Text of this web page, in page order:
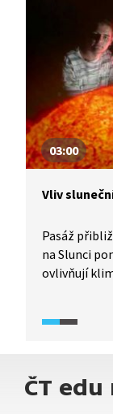
03:00
Vliv
Pasáž
na Slunci
ovlivňují
ČT